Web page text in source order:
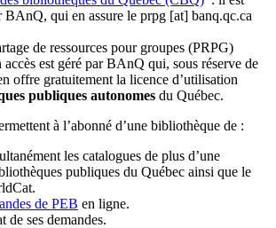
BAnQ, qui en assure le prpg [at] banq.qc.ca
de ressources pour groupes (PRPG)
est géré par BAnQ qui, sous réserve de
offre gratuitement la licence d’utilisation
publiques autonomes du Québec.
à l’abonné d’une bibliothèque de :
les catalogues de plus d’une
publiques du Québec ainsi que le
de PEB en ligne.
de ses demandes.